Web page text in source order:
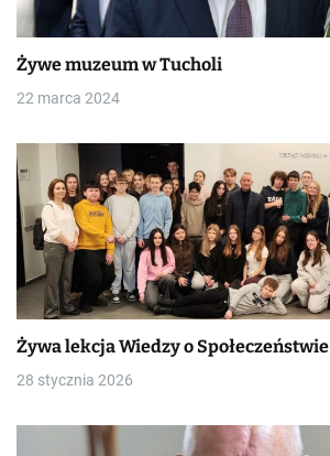
Żywe muzeum w Tucholi
22 marca 2024
Żywa lekcja Wiedzy o Społeczeństwie
28 stycznia 2026